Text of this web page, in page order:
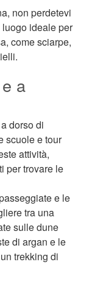
non perdetevi
ideale per
come sciarpe,
a
dorso di
scuole e tour
attività,
per trovare le
e le
tra una
sulle dune
di argan e le
trekking di